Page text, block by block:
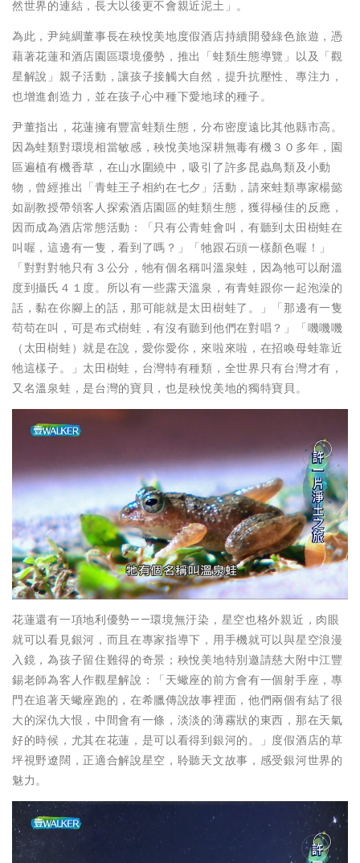
然世界的連結，長大以後更不會親近泥土」。
為此，尹純綢董事長在秧悅美地度假酒店持續開發綠色旅遊，憑
藉著花蓮和酒店園區環境優勢，推出「蛙類生態導覽」以及「觀
星解說」親子活動，讓孩子接觸大自然，提升抗壓性、專注力，
也增進創造力，並在孩子心中種下愛地球的種子。
尹董指出，花蓮擁有豐富蛙類生態，分布密度遠比其他縣市高。
因為蛙類對環境相當敏感，秧悅美地深耕無毒有機３０多年，園
區遍植有機香草，在山水圍繞中，吸引了許多昆蟲鳥類及小動
物，曾經推出「青蛙王子相約在七夕」活動，請來蛙類專家楊懿
如副教授帶領客人探索酒店園區的蛙類生態，獲得極佳的反應，
因而成為酒店常態活動：「只有公青蛙會叫，有聽到太田樹蛙在
叫喔，這邊有一隻，看到了嗎？」「牠跟石頭一樣顏色喔！」
「對對對牠只有３公分，牠有個名稱叫溫泉蛙，因為牠可以耐溫
度到攝氏４１度。所以有一些露天溫泉，有青蛙跟你一起泡澡的
話，黏在你腳上的話，那可能就是太田樹蛙了。」「那邊有一隻
苟苟在叫，可是布式樹蛙，有沒有聽到他們在對唱？」「嘰嘰嘰
（太田樹蛙）就是在說，愛你愛你，來啦來啦，在招喚母蛙靠近
牠這樣子。」太田樹蛙，台灣特有種類，全世界只有台灣才有，
又名溫泉蛙，是台灣的寶貝，也是秧悅美地的獨特寶貝。
花蓮還有一項地利優勢——環境無汙染，星空也格外親近，肉眼
就可以看見銀河，而且在專家指導下，用手機就可以與星空浪漫
入鏡，為孩子留住難得的奇景；秧悅美地特別邀請慈大附中江豐
錫老師為客人作觀星解說：「天蠍座的前方會有一個射手座，專
門在追著天蠍座跑的，在希臘傳說故事裡面，他們兩個有結了很
大的深仇大恨，中間會有一條，淡淡的薄霧狀的東西，那在天氣
好的時候，尤其在花蓮，是可以看得到銀河的。」度假酒店的草
坪視野遼闊，正適合解說星空，聆聽天文故事，感受銀河世界的
魅力。